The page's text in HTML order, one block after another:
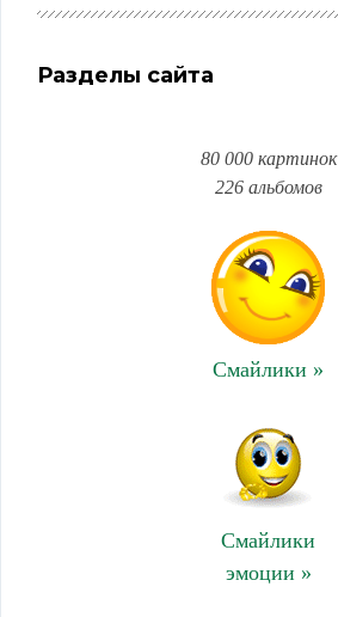
Разделы сайта
80 000 картинок
226 альбомов
Смайлики »
Смайлики
эмоции »